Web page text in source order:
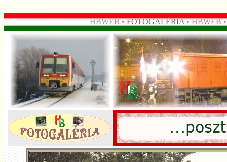
HBWEB •FOTOGALÉRIA• HBWEB